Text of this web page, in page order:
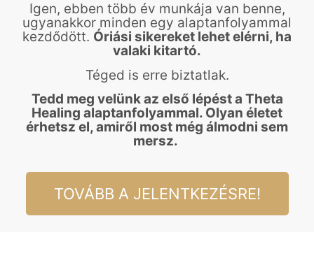
Igen, ebben több év munkája van benne,
ugyanakkor minden egy alaptanfolyammal
kezdődött. Óriási sikereket lehet elérni, ha
valaki kitartó.
Téged is erre biztatlak.
Tedd meg velünk az első lépést a Theta
Healing alaptanfolyammal. Olyan életet
érhetsz el, amiről most még álmodni sem
mersz.
TOVÁBB A JELENTKEZÉSRE!